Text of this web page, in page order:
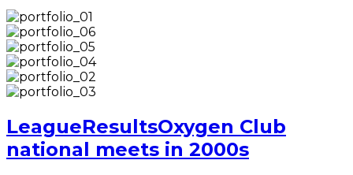
LeagueResultsOxygen Club
national meets in 2000s